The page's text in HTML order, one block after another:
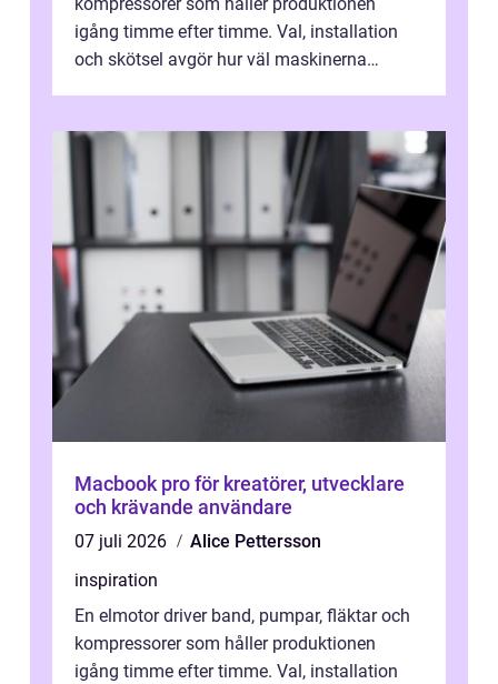
igång timme efter timme. Val, installation
och skötsel avgör hur väl maskinerna
Macbook pro för kreatörer, utvecklare
och krävande användare
07 juli 2026
Alice Pettersson
inspiration
En elmotor driver band, pumpar, fläktar och
kompressorer som håller produktionen
igång timme efter timme. Val, installation